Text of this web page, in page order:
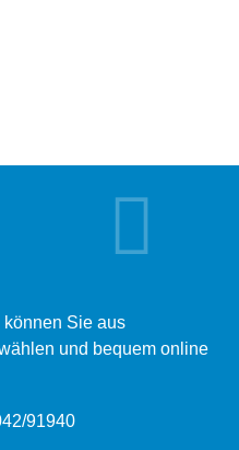
können Sie aus
und bequem online
91940